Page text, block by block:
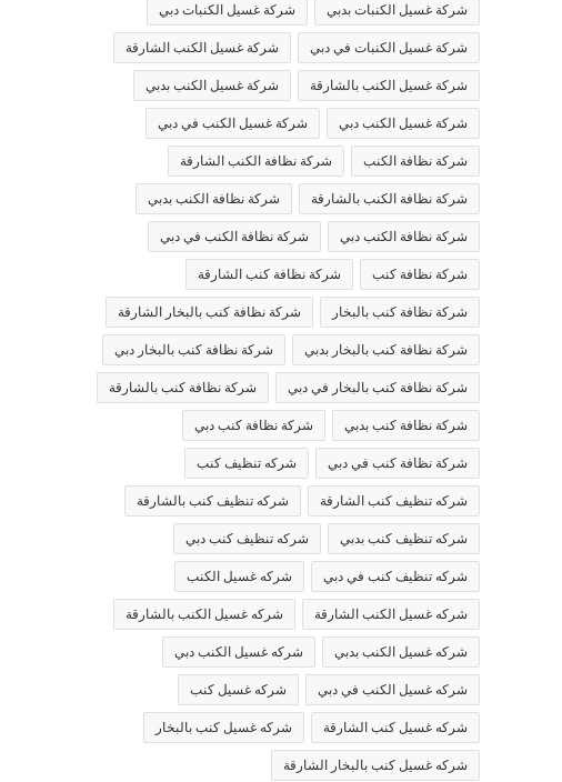
شركة غسيل الكنبات بدبي شركة غسيل الكنبات دبي
شركة غسيل الكنبات في دبي شركة غسيل الكنب الشارقة
شركة غسيل الكنب بالشارقة شركة غسيل الكنب بدبي
شركة غسيل الكنب دبي شركة غسيل الكنب في دبي
شركة نظافة الكنب شركة نظافة الكنب الشارقة
شركة نظافة الكنب بالشارقة شركة نظافة الكنب بدبي
شركة نظافة الكنب دبي شركة نظافة الكنب في دبي
شركة نظافة كنب شركة نظافة كنب الشارقة
شركة نظافة كنب بالبخار شركة نظافة كنب بالبخار الشارقة
شركة نظافة كنب بالبخار بدبي شركة نظافة كنب بالبخار دبي
شركة نظافة كنب بالبخار في دبي شركة نظافة كنب بالشارقة
شركة نظافة كنب بدبي شركة نظافة كنب دبي
شركة نظافة كنب في دبي شركه تنظيف كنب
شركه تنظيف كنب الشارقة شركه تنظيف كنب بالشارقة
شركه تنظيف كنب بدبي شركه تنظيف كنب دبي
شركه تنظيف كنب في دبي شركه غسيل الكنب
شركه غسيل الكنب الشارقة شركه غسيل الكنب بالشارقة
شركه غسيل الكنب بدبي شركه غسيل الكنب دبي
شركه غسيل الكنب في دبي شركه غسيل كنب
شركه غسيل كنب الشارقة شركه غسيل كنب بالبخار
شركه غسيل كنب بالبخار الشارقة